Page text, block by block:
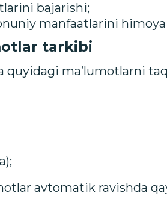
bajarishi;
manfaatlarini
tarkibi
quyidagi ma’lumotlarni
avtomatik ravishda